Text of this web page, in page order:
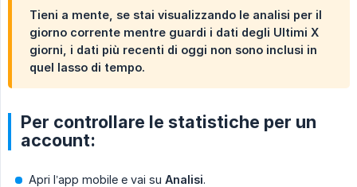
Tieni a mente, se stai visualizzando le analisi per il
giorno corrente mentre guardi i dati degli Ultimi X
giorni , i dati più recenti di oggi non sono inclusi in
quel lasso di tempo.
Per controllare le statistiche per un
account:
Apri l’app mobile e vai su Analisi.